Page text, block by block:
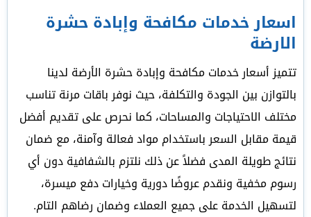
اسعار خدمات مكافحة وإبادة حشرة
الارضة
تتميز أسعار خدمات مكافحة وإبادة حشرة الأرضة لدينا
بالتوازن بين الجودة والتكلفة، حيث نوفر باقات مرنة تناسب
مختلف الاحتياجات والمساحات، كما نحرص على تقديم أفضل
قيمة مقابل السعر باستخدام مواد فعالة وآمنة، مع ضمان
نتائج طويلة المدى فضلاً عن ذلك نلتزم بالشفافية دون أي
رسوم مخفية ونقدم عروضًا دورية وخيارات دفع ميسرة،
لتسهيل الخدمة على جميع العملاء وضمان رضاهم التام.